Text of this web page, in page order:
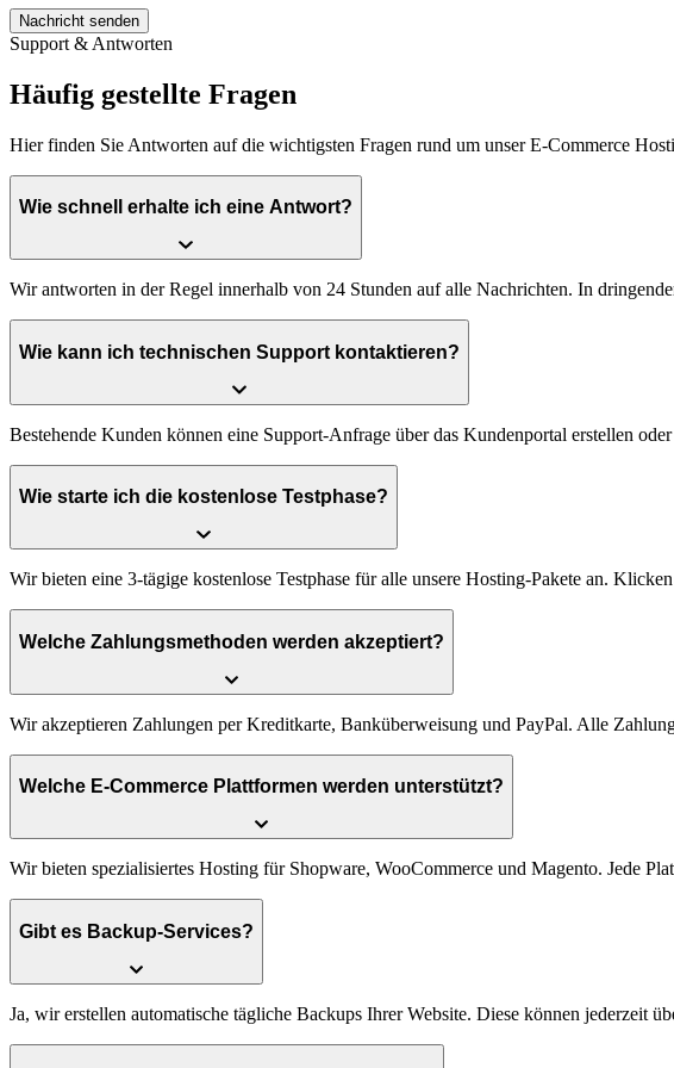
Nachricht senden
Support & Antworten
Häufig gestellte Fragen
Hier finden Sie Antworten auf die wichtigsten Fragen rund um unser E-Commerce
Wie schnell erhalte ich eine Antwort?
Wir antworten in der Regel innerhalb von 24 Stunden auf alle Nachrichten. In
Wie kann ich technischen Support kontaktieren?
Bestehende Kunden können eine Support-Anfrage über das Kundenportal erstellen oder
Wie starte ich die kostenlose Testphase?
Wir bieten eine 3-tägige kostenlose Testphase für alle unsere Hosting-Pakete an. Klicken
Welche Zahlungsmethoden werden akzeptiert?
Wir akzeptieren Zahlungen per Kreditkarte, Banküberweisung und PayPal. Alle
Welche E-Commerce Plattformen werden unterstützt?
Wir bieten spezialisiertes Hosting für Shopware, WooCommerce und Magento. Jede
Gibt es Backup-Services?
Ja, wir erstellen automatische tägliche Backups Ihrer Website. Diese können jederzeit